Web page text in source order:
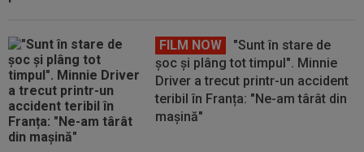
FILM NOW
"Sunt în stare de
șoc și plâng tot timpul". Minnie
Driver a trecut printr-un accident
teribil în Franța: "Ne-am târât din
mașină"